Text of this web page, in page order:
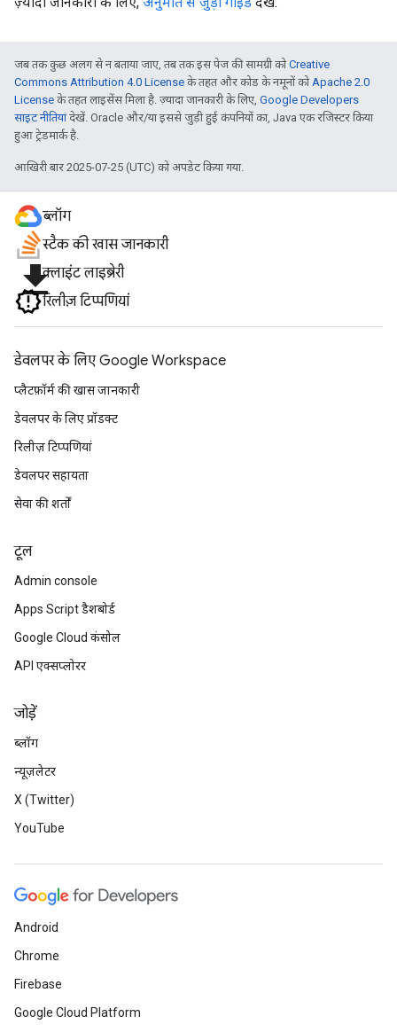
जब तक कुछ अलग से न बताया जाए, तब तक इस पेज की सामग्री कोCreative
Commons Attribution 4.0 License के तहत और कोड के नमूनों कोApache 2.0
License के तहत लाइसेंस मिला है. ज़्यादा जानकारी के लिए, Google Developers
साइट नीतियांदेखें. Oracle और/या इससे जुड़ी हुई कंपनियों का, Java एक रजिस्टर किया
हुआ ट्रेडमार्क है.
आखिरी बार 2025-07-25 (UTC) को अपडेट किया गया.
ब्लॉग
स्टैक की खास जानकारी
file_downloadक्लाइंट लाइब्रेरी
रिलीज़ टिप्पणियां
डेवलपर के लिए Google Workspace
प्लैटफ़ॉर्म की खास जानकारी
डेवलपर के लिए प्रॉडक्ट
रिलीज़ टिप्पणियां
डेवलपर सहायता
सेवा की शर्तों
टूल
Admin console
Apps Script डैशबोर्ड
Google Cloud कंसोल
API एक्सप्लोरर
जोड़ें
ब्लॉग
न्यूज़लेटर
X (Twitter)
YouTube
Android
Chrome
Firebase
Google Cloud Platform